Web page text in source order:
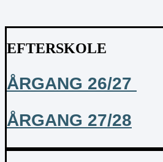
EFTERSKOLE
ÅRGANG 26/27
ÅRGANG 27/28